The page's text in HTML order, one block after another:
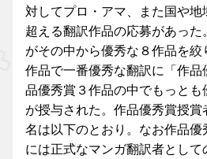
対してプロ・アマ、また国や地
超える翻訳作品の応募があった
がその中から優秀な８作品を絞
作品で一番優秀な翻訳に「作
品優秀賞３作品の中でもっとも
が授与された。作品優秀賞授賞
名は以下のとおり。なお作品
には正式なマンガ翻訳者とし